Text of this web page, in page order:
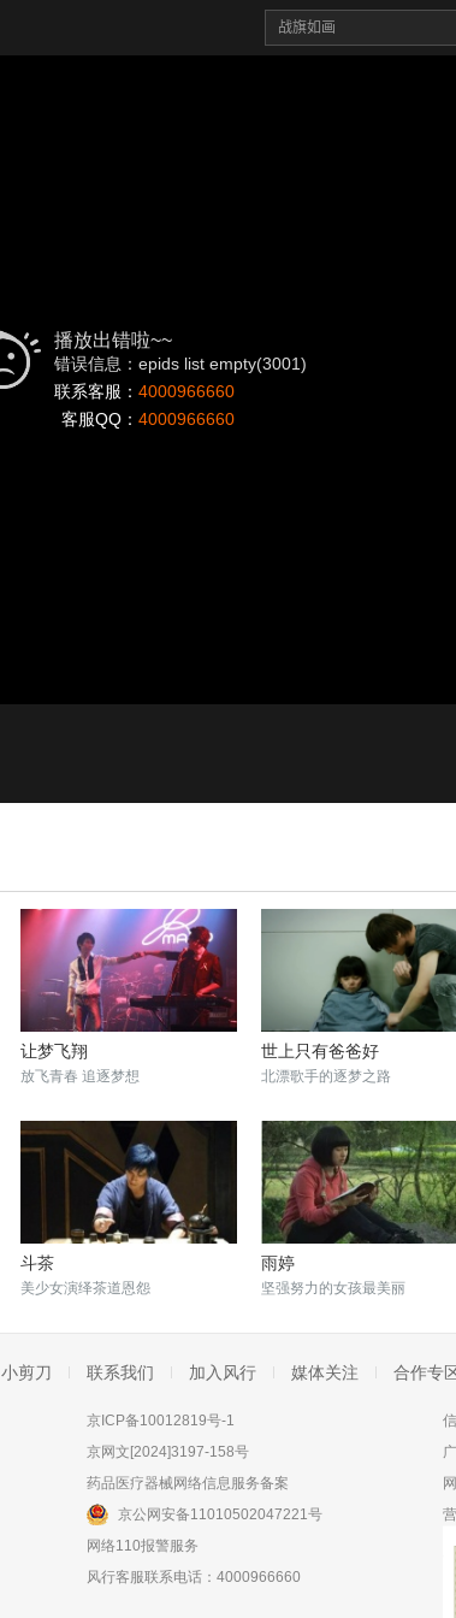
播放出错啦~~
错误信息：epids list empty(3001)
联系客服： 4000966660
客服QQ： 4000966660
让梦飞翔
放飞青春 追逐梦想
世上只有爸爸好
北漂歌手的逐梦之路
斗茶
美少女演绎茶道恩怨
雨婷
坚强努力的女孩最美丽
小剪刀 联系我们 加入风行 媒体关注 合作专
京ICP备10012819号-1
京网文[2024]3197-158号
药品医疗器械网络信息服务备案
京公网安备11010502047221号
网络110报警服务
风行客服联系电话：4000966660